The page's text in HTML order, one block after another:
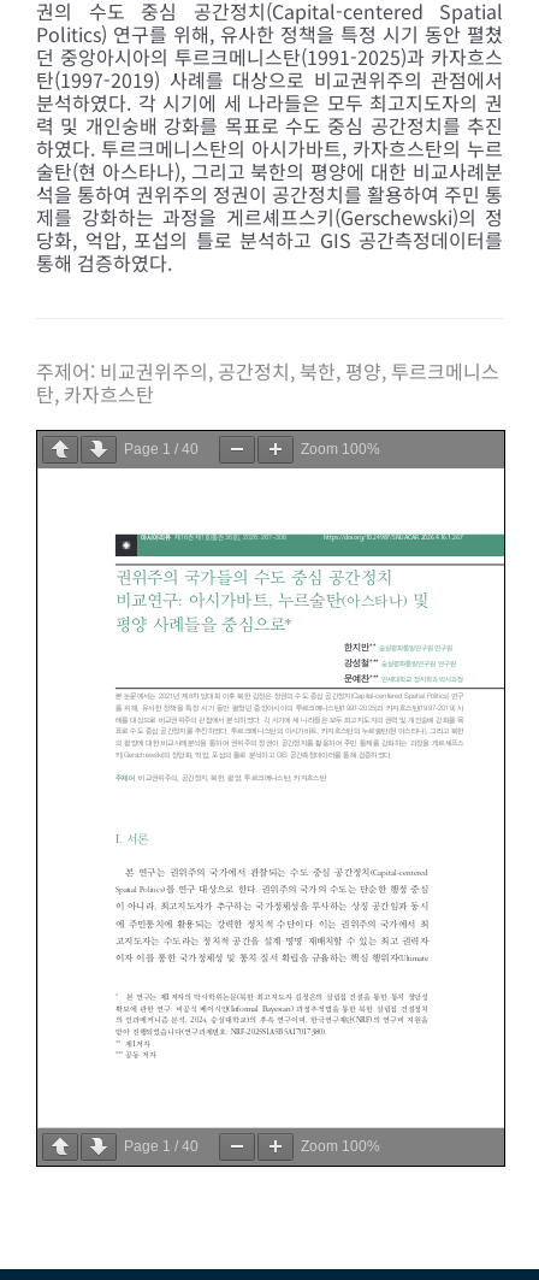
권의 수도 중심 공간정치(Capital-centered Spatial
Politics) 연구를 위해, 유사한 정책을 특정 시기 동안 펼쳤
던 중앙아시아의 투르크메니스탄(1991-2025)과 카자흐스
탄(1997-2019) 사례를 대상으로 비교권위주의 관점에서
분석하였다. 각 시기에 세 나라들은 모두 최고지도자의 권
력 및 개인숭배 강화를 목표로 수도 중심 공간정치를 추진
하였다. 투르크메니스탄의 아시가바트, 카자흐스탄의 누르
술탄(현 아스타나), 그리고 북한의 평양에 대한 비교사례분
석을 통하여 권위주의 정권이 공간정치를 활용하여 주민 통
제를 강화하는 과정을 게르셰프스키(Gerschewski)의 정
당화, 억압, 포섭의 틀로 분석하고 GIS 공간측정데이터를
통해 검증하였다.
주제어: 비교권위주의, 공간정치, 북한, 평양, 투르크메니스
탄, 카자흐스탄
Page 1 / 40 Zoom 100%
Page 1 / 40 Zoom 100%